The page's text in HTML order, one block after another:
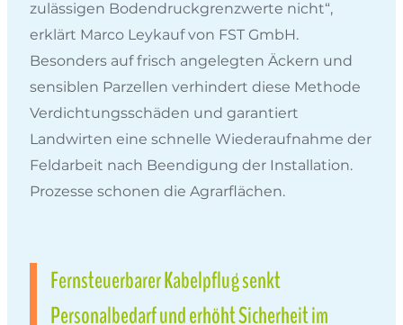
zulässigen Bodendruckgrenzwerte nicht“,
erklärt Marco Leykauf von FST GmbH.
Besonders auf frisch angelegten Äckern und
sensiblen Parzellen verhindert diese Methode
Verdichtungsschäden und garantiert
Landwirten eine schnelle Wiederaufnahme der
Feldarbeit nach Beendigung der Installation.
Prozesse schonen die Agrarflächen.
Fernsteuerbarer Kabelpflug senkt
Personalbedarf und erhöht Sicherheit im